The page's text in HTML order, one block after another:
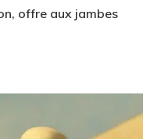
offre aux jambes